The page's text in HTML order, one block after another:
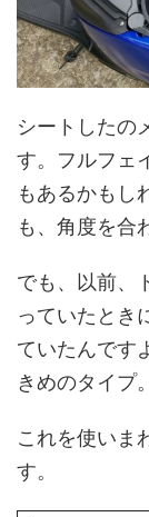
シートしたの
す。フルフェ
もあるかもし
も、角度を合
でも、以前、
っていたとき
ていたんです
きめのタイプ。
これを使いま
す。